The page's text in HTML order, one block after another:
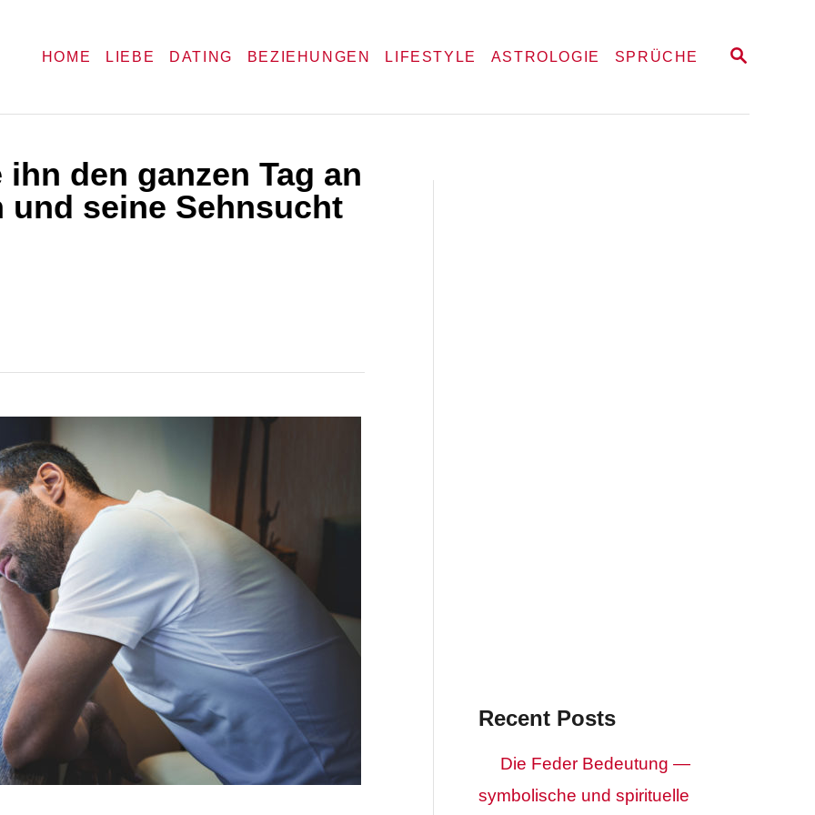
S
R
HOME LIEBE DATING BEZIEHUNGEN LIFESTYLE ASTROLOGIE SPRÜCHE
den ganzen Tag an
und seine Sehnsucht
Recent Posts
Die Feder Bedeutung —
symbolische und spirituelle